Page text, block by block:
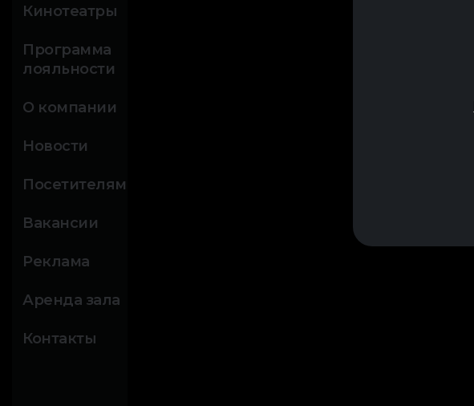
Кинотеатры
Программа
лояльности
О компании
Новости
Посетителям
Вакансии
Реклама
Аренда зала
Контакты